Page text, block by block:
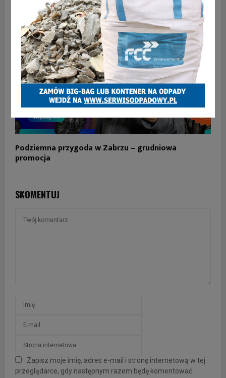
Podziemna przygoda w Zabrzu – grudniowa
promocja
SKOMENTUJ
Zapisz moje imię, adres e-mail i stronę internetową w tej
przeglądarce, gdy następnym razem będę komentować.